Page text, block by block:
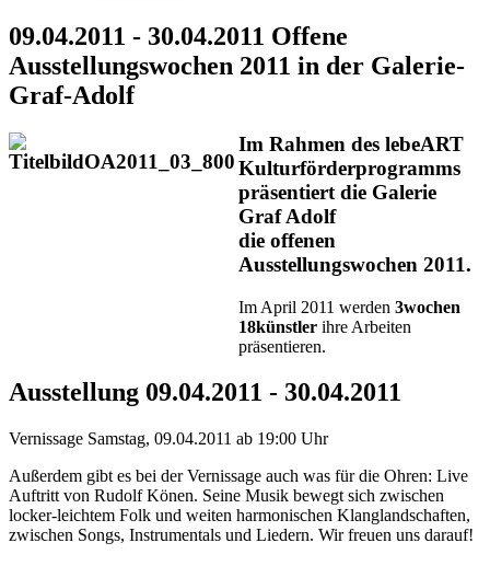
09.04.2011 - 30.04.2011 Offene
Ausstellungswochen 2011 in der Galerie-
Graf-Adolf
Im Rahmen des lebeART
Kulturförderprogramms
präsentiert die Galerie
Graf Adolf
die offenen
Ausstellungswochen 2011.
Im April 2011 werden 3wochen
18künstler ihre Arbeiten
präsentieren.
Ausstellung 09.04.2011 - 30.04.2011
Vernissage Samstag, 09.04.2011 ab 19:00 Uhr
Außerdem gibt es bei der Vernissage auch was für die Ohren: Live
Auftritt von Rudolf Könen. Seine Musik bewegt sich zwischen
locker-leichtem Folk und weiten harmonischen Klanglandschaften,
zwischen Songs, Instrumentals und Liedern. Wir freuen uns darauf!